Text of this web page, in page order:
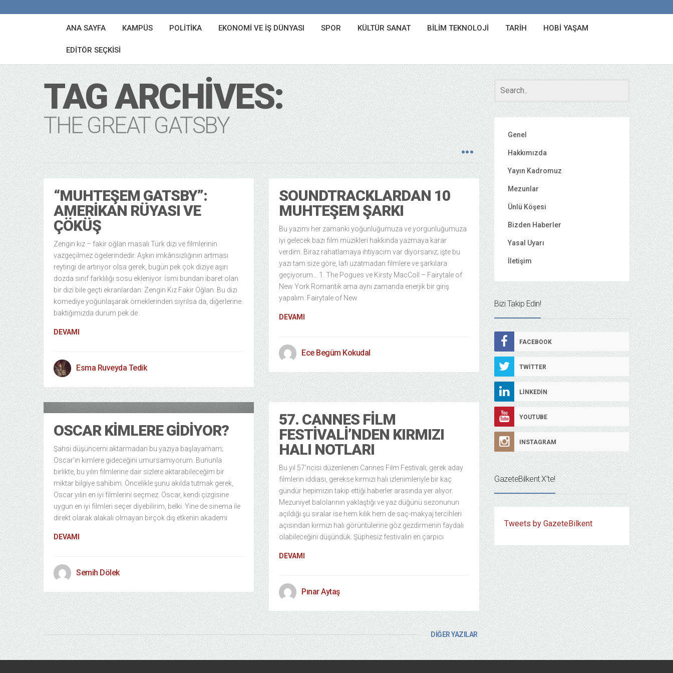
ANA SAYFA KAMPÜS POLITIKA EKONOMI VE İŞ DÜNYASI SPOR KÜLTÜR SANAT BILIM TEKNOLOJI TARIH HOBI YAŞAM
EDITÖR SEÇKISI
TAG ARCHIVES:
THE GREAT GATSBY
“MUHTEŞEM GATSBY”:
AMERIKAN RÜYASI VE
ÇÖKÜŞ
Zengin kız – fakir oğlan masalı Türk dizi ve filmlerinin
vazgeçilmez ögelerindedir. Aşkın imkânsızlığının artması
reytingi de artırıyor olsa gerek, bugün pek çok diziye aşırı
dozda sınıf farklılığı sosu ekleniyor. İsmi bundan ibaret olan
bir dizi bile geçti ekranlardan: Zengin Kız Fakir Oğlan. Bu dizi
komediye yoğunlaşarak örneklerinden sıyrılsa da, diğerlerine
baktığımızda durum pek de
DEVAMI
Esma Ruveyda Tedik
SOUNDTRACKLARDAN 10
MUHTEŞEM ŞARKI
Bu yazımı her zamanki yoğunluğumuza ve yorgunluğumuza
iyi gelecek bazı film müzikleri hakkında yazmaya karar
verdim. Biraz rahatlamaya ihtiyacım var diyorsanız; işte bu
yazı tam size göre, lafı uzatmadan filmlere ve şarkılara
geçiyorum… 1. The Pogues ve Kirsty MacColl – Fairytale of
New York Romantik ama aynı zamanda enerjik bir giriş
yapalım. Fairytale of New
DEVAMI
Ece Begüm Kokudal
Kültür Sanat
OSCAR KIMLERE GIDIYOR?
Şahsi düşüncemi aktarmadan bu yazıya başlayamam;
Oscar’ın kimlere gideceğini umursamıyorum. Bununla
birlikte, bu yılın filmlerine dair sizlere aktarabileceğim bir
miktar bilgiye sahibim. Öncelikle şunu akılda tutmak gerek,
Oscar yılın en iyi filmlerini seçmez. Oscar, kendi çizgisine
uygun en iyi filmleri seçer diyebilirim, belki. Yine de sinema ile
direkt olarak alakalı olmayan birçok dış etkenin akademi
DEVAMI
Semih Dölek
57. CANNES FILM
FESTIVALI’NDEN KIRMIZI
HALI NOTLARI
Bu yıl 57’ncisi düzenlenen Cannes Film Festivali; gerek aday
filmlerin iddiası, gerekse kırmızı halı izlenimleriyle bir kaç
gündür hepimizin takip ettiği haberler arasında yer alıyor.
Mezuniyet balolarının yaklaştığı ve yaz düğünü sezonunun
açıldığı şu sıralar ise hem kılık hem de saç-makyaj tercihleri
açısından kırmızı halı görüntülerine göz gezdirmenin faydalı
olabileceğini düşündük. Şüphesiz festivalin en çarpıcı
DEVAMI
Pınar Aytaş
DİĞER YAZILAR
Genel
Hakkımızda
Yayın Kadromuz
Mezunlar
Ünlü Köşesi
Bizden Haberler
Yasal Uyarı
İletişim
Bizi Takip Edin!
FACEBOOK
TWITTER
LINKEDIN
YOUTUBE
INSTAGRAM
GazeteBilkent X’te!
Tweets by GazeteBilkent